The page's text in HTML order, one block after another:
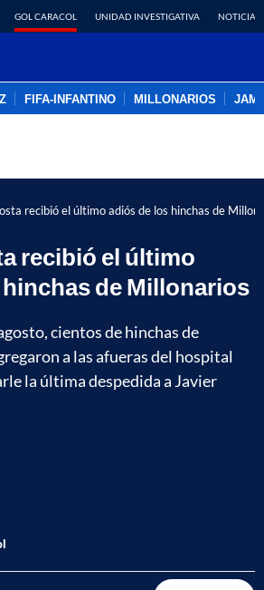
GOL CARACOL UNIDAD INVESTIGATIVA NOTICIAS
FIFA-INFANTINO MILLONARIOS
recibió el último adiós de los hinchas de
recibió el último
de Millonarios
cientos de hinchas de
a las afueras del hospital
la última despedida a Javier